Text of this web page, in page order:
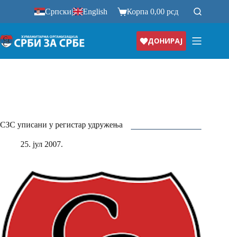
Српски| English Корпа0,00рсд
ДОНИРАЈ
СЗС уписани у регистар удружења
25. јул 2007.